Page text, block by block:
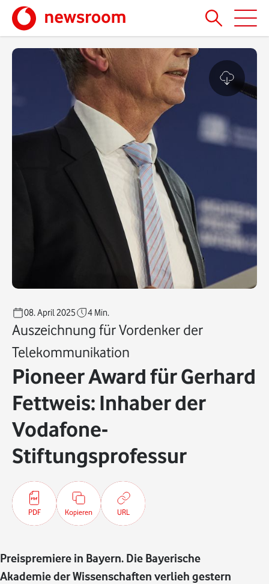
08. April 2025 4 Min.
Auszeichnung für Vordenker der
Telekommunikation
Pioneer Award für Gerhard
Fettweis: Inhaber der
Vodafone-
Stiftungsprofessur
PDF Kopieren URL
Preispremiere in Bayern. Die Bayerische
Akademie der Wissenschaften verlieh gestern